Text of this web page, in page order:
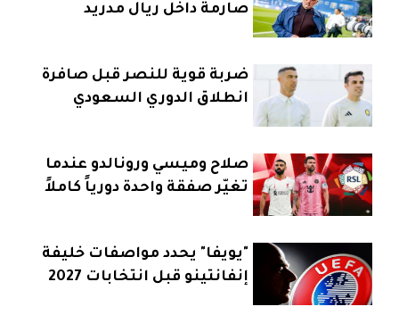
صارمة داخل ريال مدريد
ضربة قوية للنصر قبل صافرة
انطلاق الدوري السعودي
صلاح وميسي ورونالدو عندما
تغيّر صفقة واحدة دورياً كاملاً
"يويفا" يحدد مواصفات خليفة
إنفانتينو قبل انتخابات 2027